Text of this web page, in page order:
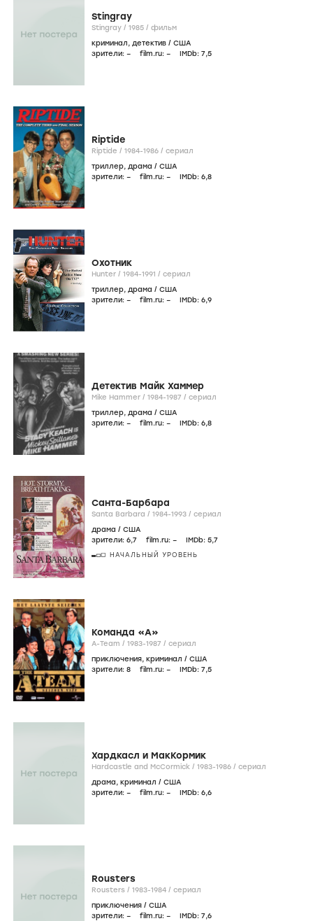
Stingray
Stingray / 1985 / фильм
криминал, детектив / США
зрители: – film.ru: – IMDb: 7,5
Riptide
Riptide / 1984-1986 / сериал
триллер, драма / США
зрители: – film.ru: – IMDb: 6,8
Охотник
Hunter / 1984-1991 / сериал
триллер, драма / США
зрители: – film.ru: – IMDb: 6,9
Детектив Майк Хаммер
Mike Hammer / 1984-1987 / сериал
триллер, драма / США
зрители: – film.ru: – IMDb: 6,8
Санта-Барбара
Santa Barbara / 1984-1993 / сериал
драма / США
зрители: 6,7 film.ru: – IMDb: 5,7
НАЧАЛЬНЫЙ УРОВЕНЬ
Команда «А»
A-Team / 1983-1987 / сериал
приключения, криминал / США
зрители: 8 film.ru: – IMDb: 7,5
Хардкасл и МакКормик
Hardcastle and McCormick / 1983-1986 / сериал
драма, криминал / США
зрители: – film.ru: – IMDb: 6,6
Rousters
Rousters / 1983-1984 / сериал
приключения / США
зрители: – film.ru: – IMDb: 7,6